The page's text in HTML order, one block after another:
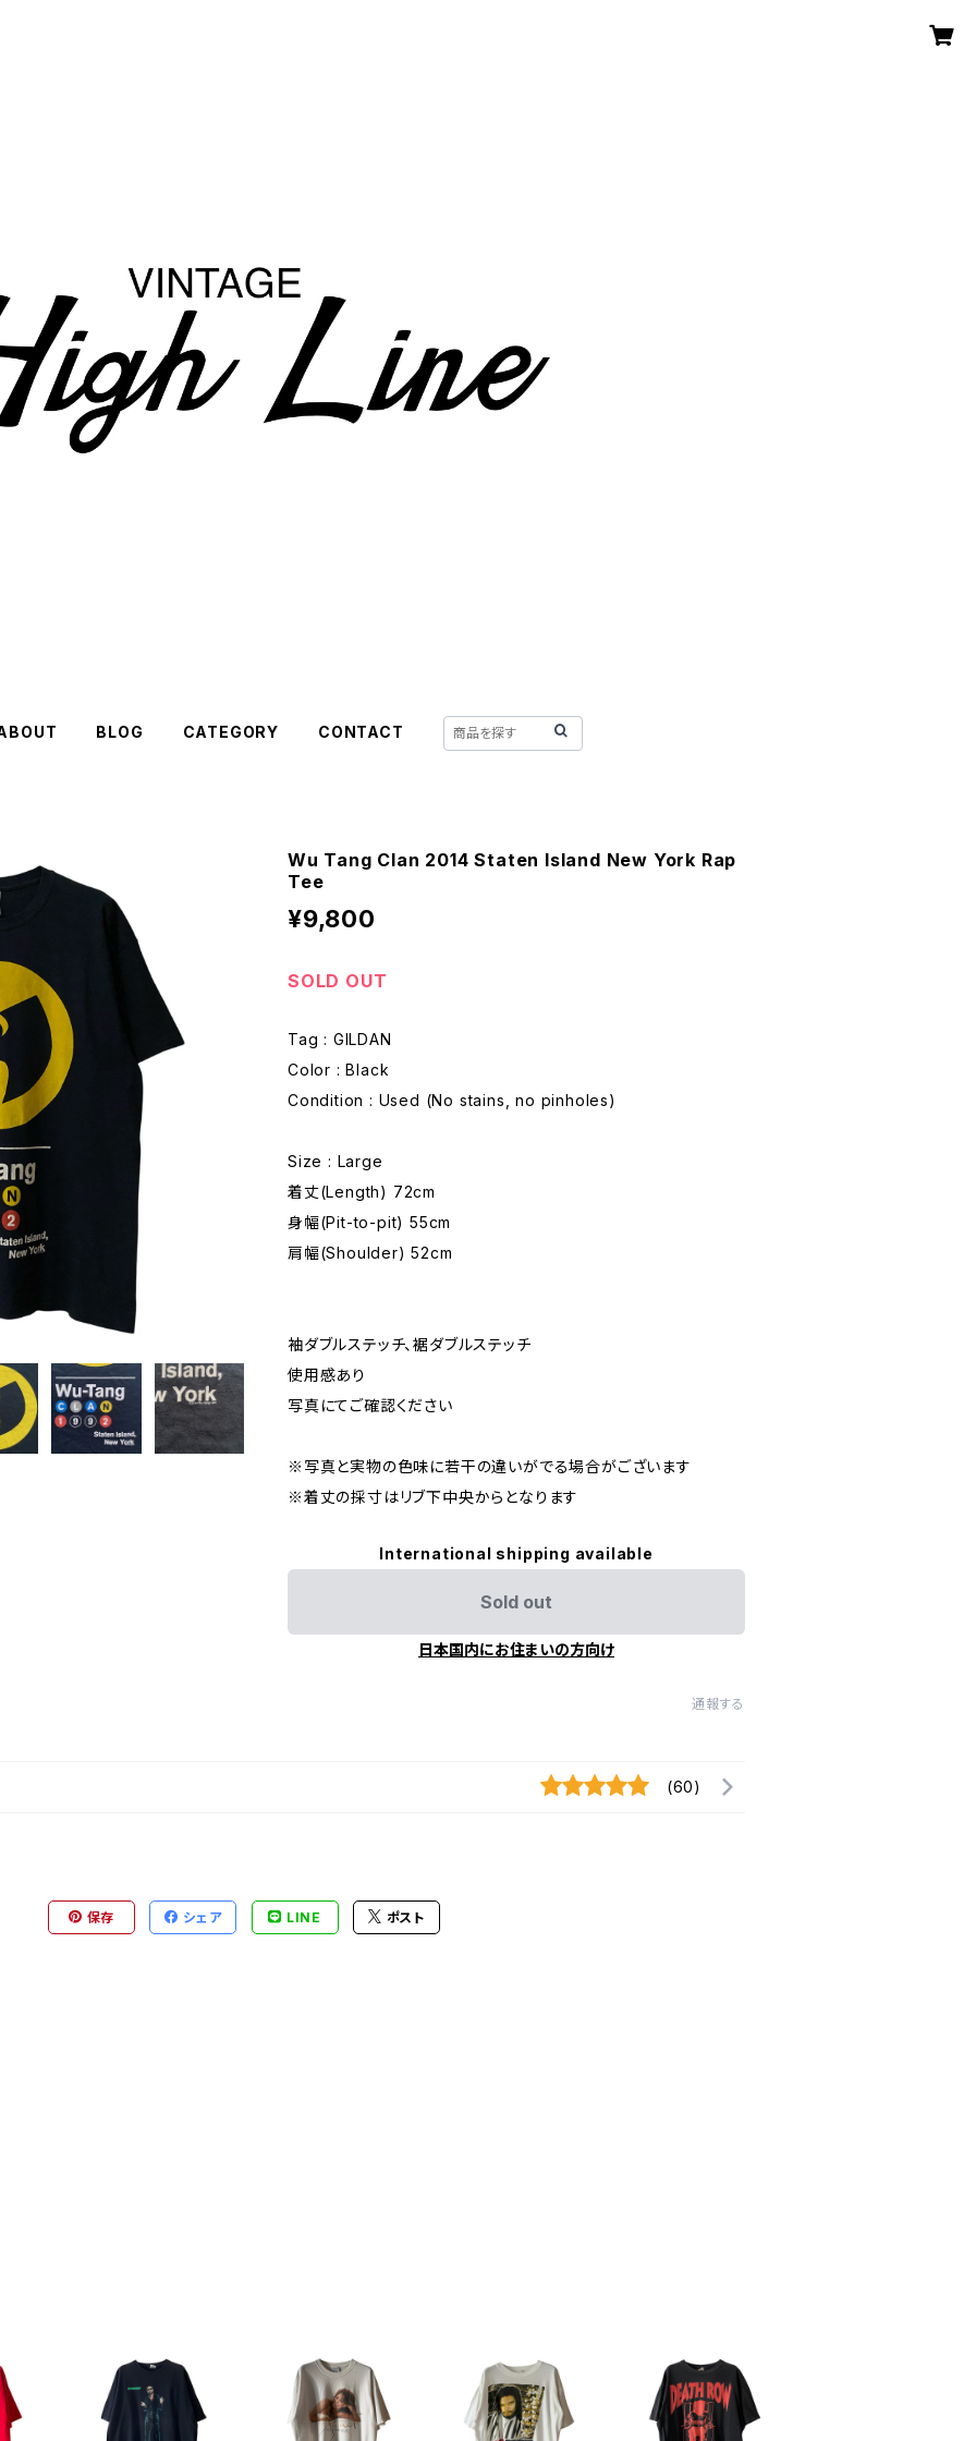
BLOG CATEGORY CONTACT
Wu Tang Clan 2014 Staten Island New York Rap
Tee
¥9,800
SOLD OUT
Tag : GILDAN
Color : Black
Condition : Used (No stains, no pinholes)
Size : Large
着丈(Length) 72cm
身幅(Pit-to-pit) 55cm
肩幅(Shoulder) 52cm
袖ダブルステッチ、裾ダブルステッチ
使用感あり
写真にてご確認ください
※写真と実物の色味に若干の違いがでる場合がございます
※着丈の採寸はリブ下中央からとなります
International shipping available
Sold out
日本国内にお住まいの方向け
通報する
(60)
保存 シェア LINE ポスト